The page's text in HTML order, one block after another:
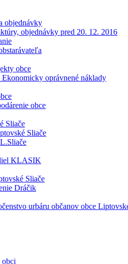
objednávky
objednávky pred 20. 12. 2016
obce
Ekonomicky oprávnené náklady
obce
Sliače
Sliače
KLASIK
Sliače
Dráčik
urbáru občanov obce
obci